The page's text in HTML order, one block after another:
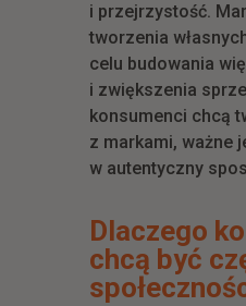
i przejrzystość.
tworzenia
celu budowania
i zwiększenia
konsumenci chcą
z markami, ważne
w autentyczny
Dlaczego
chcą być